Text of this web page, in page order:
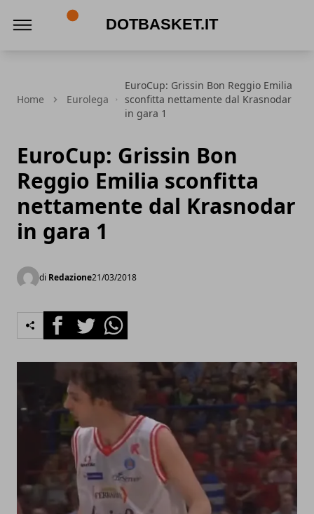
Home Eurolega
EuroCup: Grissin Bon Reggio Emilia
sconfitta nettamente dal Krasnodar
in gara 1
EuroCup: Grissin Bon
Reggio Emilia sconfitta
nettamente dal Krasnodar
in gara 1
di Redazione21/03/2018
FacebookTwitterWhatsapp